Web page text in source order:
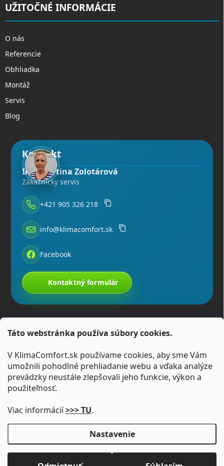
Táto webstránka používa súbory cookies.
V KlimaComfort.sk používame cookies, aby sme Vám
umožnili pohodlné prehliadanie webu a vďaka analýze
prevádzky neustále zlepšovali jeho funkcie, výkon a
použiteľnosť.
Viac informácií>>> TU.
Nastavenie
UŽITOČNÉ INFORMÁCIE
O nás
Referencie
Obhliadka
Montáž
Servis
Blog
Kontakt
Ing. Martina Zolotárová
Zákaznícky servis
+421 905 326 218
info@klimacomfort.sk
Facebook
Kontaktný formulár
Copyright 2026KlimaComfort.sk. Všetky práva vyhradené.Upraviť